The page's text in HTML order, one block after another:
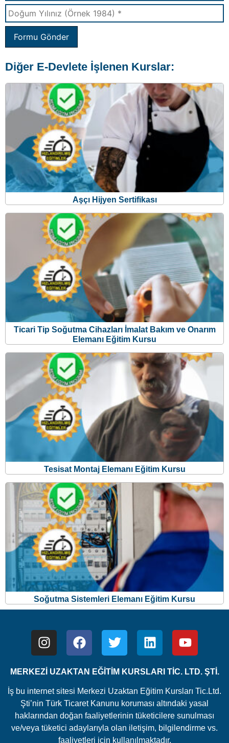
Formu Gönder
Diğer E-Devlete İşlenen Kurslar:
Aşçı Hijyen Sertifikası
Ticari Tip Soğutma Cihazları İmalat Bakım ve Onarım
Elemanı Eğitim Kursu
Tesisat Montaj Elemanı Eğitim Kursu
Soğutma Sistemleri Elemanı Eğitim Kursu
MERKEZİ UZAKTAN EĞİTİM KURSLARI TİC. LTD. ŞTİ.
İş bu internet sitesi Merkezi Uzaktan Eğitim Kursları Tic.Ltd.
Şti’nin Türk Ticaret Kanunu koruması altındaki yasal
haklarından doğan faaliyetlerinin tüketicilere sunulması
ve/veya tüketici adaylarıyla olan iletişim, bilgilendirme vs.
faaliyetleri için kullanılmaktadır.